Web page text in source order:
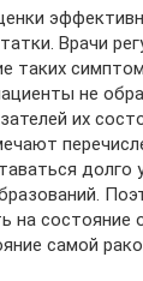
Врачи
таких
не
их
долго
на состояние
самой